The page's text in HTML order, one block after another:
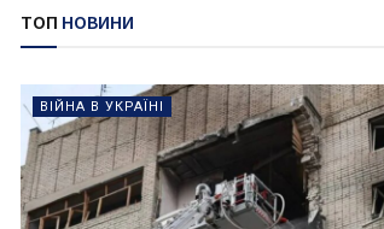
ТОП НОВИНИ
ВІЙНА В УКРАЇНІ